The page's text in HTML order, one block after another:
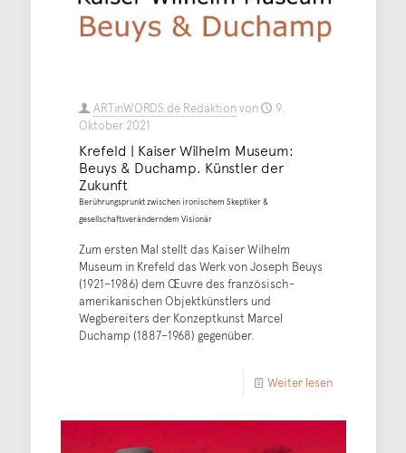
ARTinWORDS.de Redaktionvon
9.
Oktober 2021
Krefeld | Kaiser Wilhelm Museum:
Beuys & Duchamp. Künstler der
Zukunft
Berührungsprunkt zwischen ironischem Skeptiker &
gesellschaftsveränderndem Visionär
Zum ersten Mal stellt das Kaiser Wilhelm
Museum in Krefeld das Werk von Joseph Beuys
(1921–1986) dem Œuvre des französisch-
amerikanischen Objektkünstlers und
Wegbereiters der Konzeptkunst Marcel
Duchamp (1887–1968) gegenüber.
Weiter lesen